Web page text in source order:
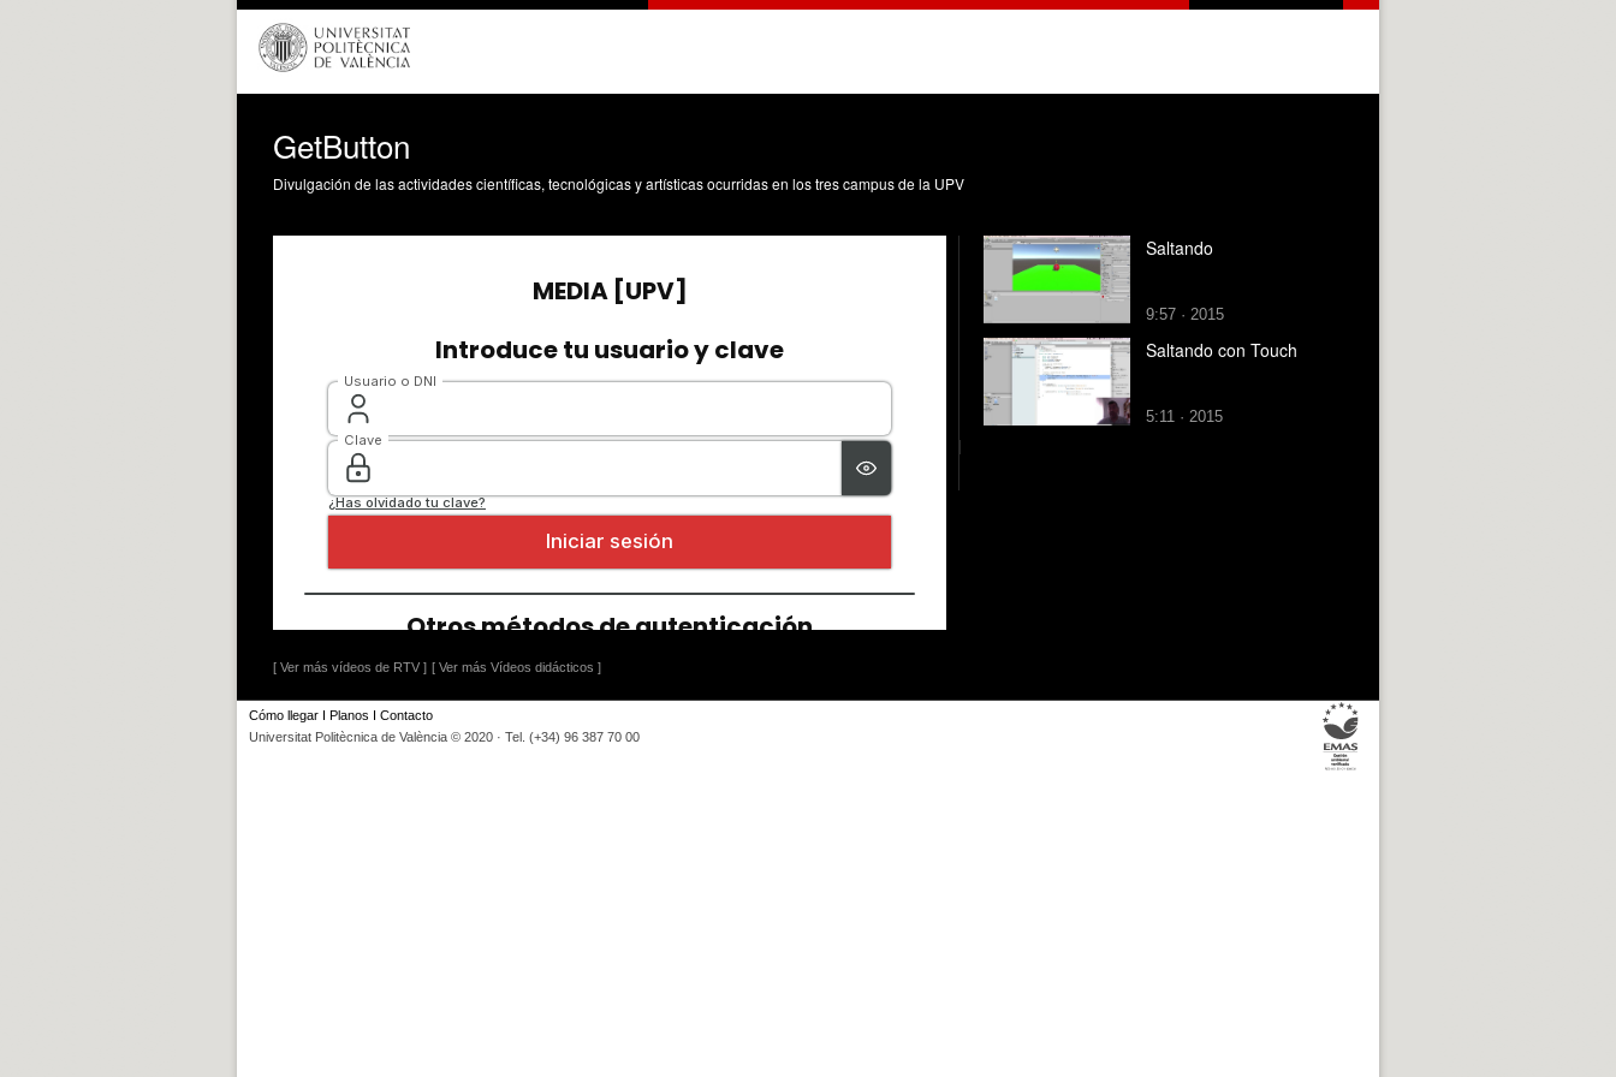
GetButton
Divulgación de las actividades científicas, tecnológicas y artísticas ocurridas en los tres campus de la UPV
[ Ver más vídeos de RTV ] [ Ver más Vídeos didácticos ]
Saltando
9:57 · 2015
Saltando con Touch
5:11 · 2015
Cómo llegar I Planos I Contacto
Universitat Politècnica de València © 2020 · Tel. (+34) 96 387 70 00